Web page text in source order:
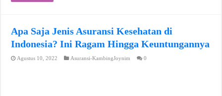
Apa Saja Jenis Asuransi Kesehatan di
Indonesia? Ini Ragam Hingga Keuntungannya
Agustus 10, 2022 Asuransi-KambingJoynim 0